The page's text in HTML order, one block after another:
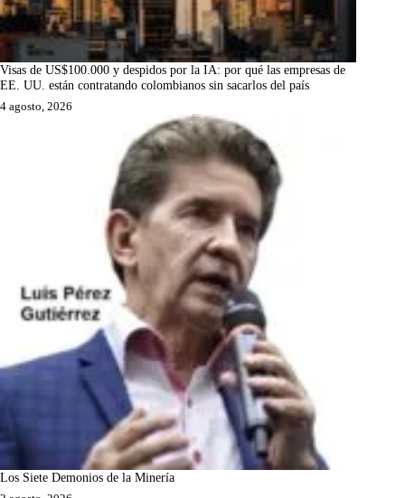
Visas de US$100.000 y despidos por la IA: por qué las empresas de
EE. UU. están contratando colombianos sin sacarlos del país
4 agosto, 2026
Los Siete Demonios de la Minería